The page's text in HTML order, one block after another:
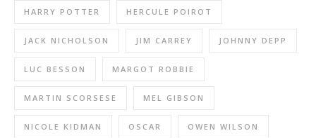
HARRY POTTER HERCULE POIROT
JACK NICHOLSON JIM CARREY JOHNNY DEPP
LUC BESSON MARGOT ROBBIE
MARTIN SCORSESE MEL GIBSON
NICOLE KIDMAN OSCAR OWEN WILSON